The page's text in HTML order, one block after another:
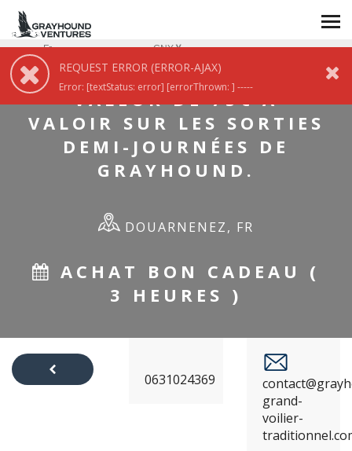
Fr CNY
BON CADEAU D'UNE
VALEUR DE 75€ À
VALOIR SUR LES SORTIES
DEMI-JOURNÉES DE
GRAYHOUND.
DOUARNENEZ, FR
ACHAT BON CADEAU (
3 HEURES )
0631024369
grand-
voilier-
REQUEST ERROR (ERROR-AJAX)
Error: [textStatus: error] [errorThrown: ] -----